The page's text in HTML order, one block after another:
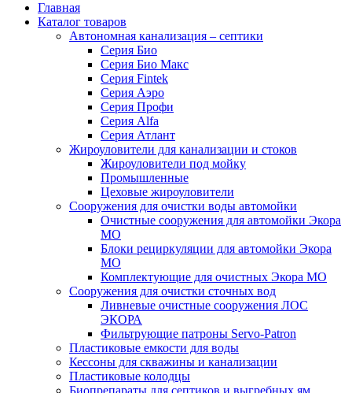
Главная
Каталог товаров
Автономная канализация – септики
Серия Био
Серия Био Макс
Серия Fintek
Серия Аэро
Серия Профи
Серия Alfa
Серия Атлант
Жироуловители для канализации и стоков
Жироуловители под мойку
Промышленные
Цеховые жироуловители
Сооружения для очистки воды автомойки
Очистные сооружения для автомойки Экора
МО
Блоки рециркуляции для автомойки Экора
МО
Комплектующие для очистных Экора МО
Сооружения для очистки сточных вод
Ливневые очистные сооружения ЛОС
ЭКОРА
Фильтрующие патроны Servo-Patron
Пластиковые емкости для воды
Кессоны для скважины и канализации
Пластиковые колодцы
Биопрепараты для септиков и выгребных ям